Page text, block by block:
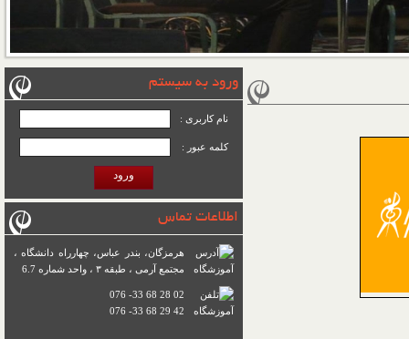
ورود به سیستم
نام کاربری :
کلمه عبور :
ورود
اطلاعات تماس
هرمزگان، بندر عباس، چهارراه دانشگاه ،
مجتمع آرمی ، طبقه ۳ ، واحد شماره 6.7
076 -33 68 28 02
076 -33 68 29 42